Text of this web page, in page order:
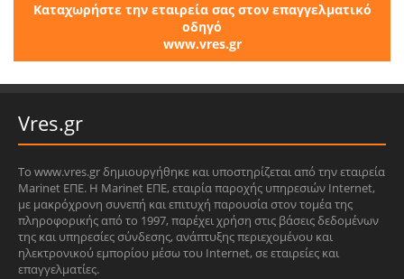
Καταχωρήστε την εταιρεία σας στον επαγγελματικό
οδηγό
www.vres.gr
Vres.gr
Το www.vres.gr δημιουργήθηκε και υποστηρίζεται από την εταιρεία
Marinet ΕΠΕ. Η Marinet ΕΠΕ, εταιρία παροχής υπηρεσιών Internet,
με μακρόχρονη συνεπή και επιτυχή παρουσία στον τομέα της
πληροφορικής από το 1997, παρέχει χρήση στις βάσεις δεδομένων
της και υπηρεσίες σύνδεσης, ανάπτυξης περιεχομένου και
ηλεκτρονικού εμπορίου μέσω του Internet, σε εταιρείες και
επαγγελματίες.